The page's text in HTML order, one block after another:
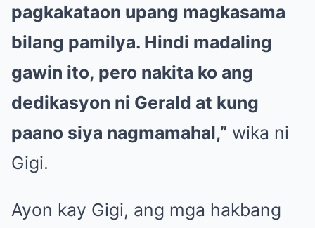
pagkakataon upang magkasama
bilang pamilya. Hindi madaling
gawin ito, pero nakita ko ang
dedikasyon ni Gerald at kung
paano siya nagmamahal,” wika ni
Gigi.
Ayon kay Gigi, ang mga hakbang